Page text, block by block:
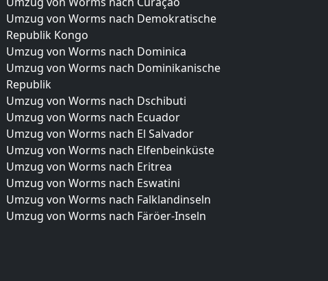
Umzug von Worms nach Demokratische
Republik Kongo
Umzug von Worms nach Dominica
Umzug von Worms nach Dominikanische
Republik
Umzug von Worms nach Dschibuti
Umzug von Worms nach Ecuador
Umzug von Worms nach El Salvador
Umzug von Worms nach Elfenbeinküste
Umzug von Worms nach Eritrea
Umzug von Worms nach Eswatini
Umzug von Worms nach Falklandinseln
Umzug von Worms nach Färöer-Inseln